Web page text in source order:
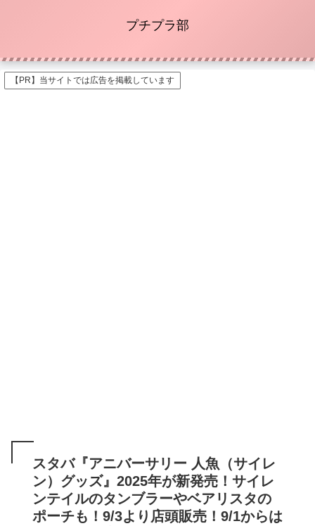
プチプラ部
【PR】当サイトでは広告を掲載しています
スタバ『アニバーサリー 人魚（サイレ
ン）グッズ』2025年が新発売！サイレ
ンテイルのタンブラーやベアリスタの
ポーチも！9/3より店頭販売！9/1からは